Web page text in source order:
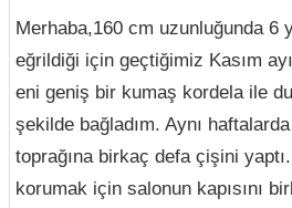
Merhaba,160 cm uzunluğunda 6
eğrildiği için geçtiğimiz Kasım
eni geniş bir kumaş kordela ile
şekilde bağladım. Aynı
toprağına birkaç defa çişini
korumak için salonun kapısını